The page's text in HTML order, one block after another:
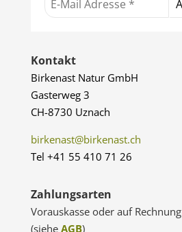
Kontakt
Birkenast Natur GmbH
Gasterweg 3
CH-8730 Uznach
birkenast@birkenast.ch
Tel +41 55 410 71 26
Zahlungsarten
Vorauskasse oder auf Rechnung
(siehe AGB)